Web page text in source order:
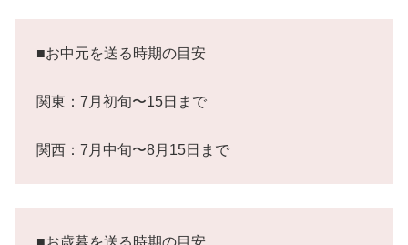
■お中元を送る時期の目安
関東：7月初旬〜15日まで
関西：7月中旬〜8月15日まで
■お歳暮を送る時期の目安